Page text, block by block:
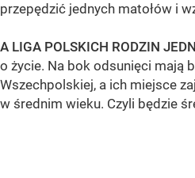
przepędzić jednych matołów i
A LIGA POLSKICH RODZIN
o życie. Na bok odsunięci mają
Wszechpolskiej, a ich miejsce
w średnim wieku. Czyli będzie